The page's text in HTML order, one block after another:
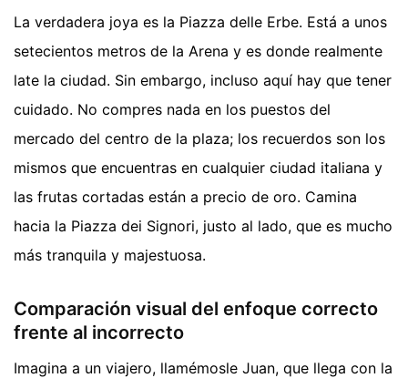
La verdadera joya es la Piazza delle Erbe. Está a unos
setecientos metros de la Arena y es donde realmente
late la ciudad. Sin embargo, incluso aquí hay que tener
cuidado. No compres nada en los puestos del
mercado del centro de la plaza; los recuerdos son los
mismos que encuentras en cualquier ciudad italiana y
las frutas cortadas están a precio de oro. Camina
hacia la Piazza dei Signori, justo al lado, que es mucho
más tranquila y majestuosa.
Comparación visual del enfoque correcto
frente al incorrecto
Imagina a un viajero, llamémosle Juan, que llega con la